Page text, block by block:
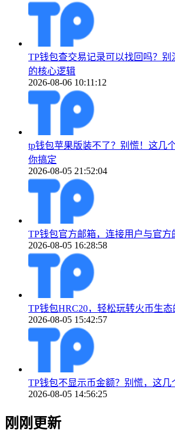
TP钱包查交易记录可以找回吗？别
的核心逻辑
2026-08-06 10:11:12
tp钱包苹果版装不了？别慌！这几
你搞定
2026-08-05 21:52:04
TP钱包官方邮箱，连接用户与官方
2026-08-05 16:28:58
TP钱包HRC20，轻松玩转火币生
2026-08-05 15:42:57
TP钱包不显示币金额？别慌，这
2026-08-05 14:56:25
刚刚更新